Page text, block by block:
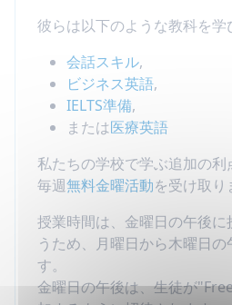
彼らは以下のような教科を学
会話スキル,
ビジネス英語,
IELTS準備,
または医療英語
私たちの学校で学ぶ追加の利
毎週無料金曜活動を受け取り
授業時間は、金曜日の午後
うため、月曜日から木曜日の
す。
金曜日の午後は、生徒が